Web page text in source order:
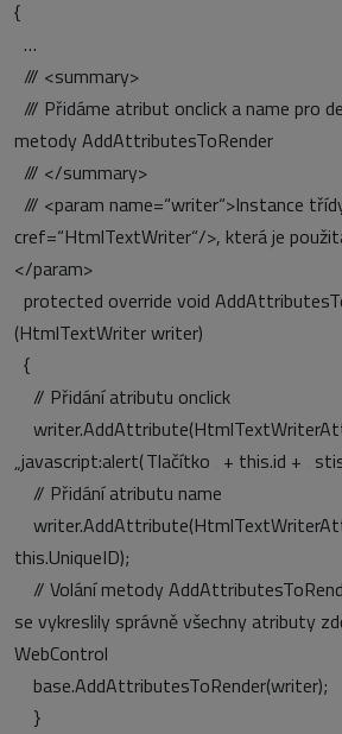
{
…
/// <summary>
/// Přidáme atribut onclick a name pro
metody AddAttributesToRender
/// </summary>
/// <param name=“writer“>Instance
cref=“HtmlTextWriter“/>, která je
</param>
protected override void
(HtmlTextWriter writer)
{
// Přidání atributu onclick
„javascript:alert(‚Tlačítko ‚ + this.id + ‚
// Přidání atributu name
this.UniqueID);
// Volání metody
se vykreslily správně všechny atributy
WebControl
base.AddAttributesToRender(writer);
}